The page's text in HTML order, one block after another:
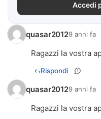
Accedi
quasar20129 anni fa
Ragazzi la vostra
Rispondi
quasar20129 anni fa
Ragazzi la vostra